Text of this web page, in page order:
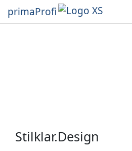
primaProfi
Stilklar.Design